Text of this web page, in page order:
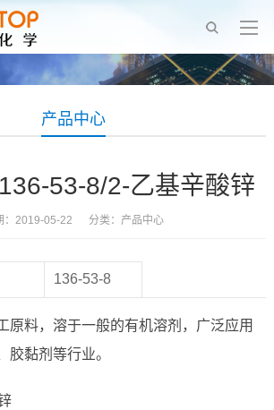
产品中心
53-8/2-乙基辛酸锌
：2019-05-22 分类： 产品中心
136-53-8
原料，溶于一般的有机溶剂，广泛应用
胶黏剂等行业。